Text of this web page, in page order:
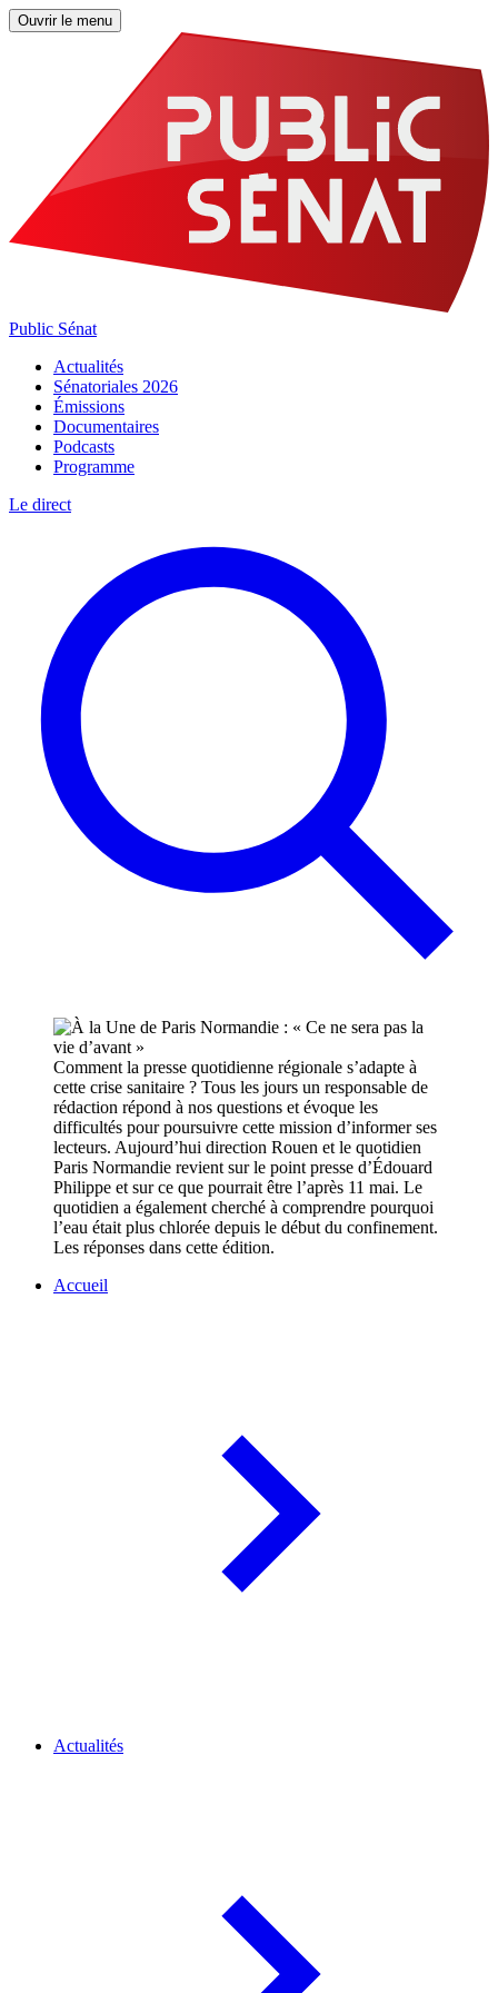
Ouvrir le menu
Public Sénat
Actualités
Sénatoriales 2026
Émissions
Documentaires
Podcasts
Programme
Le direct
Comment la presse quotidienne régionale s’adapte à
cette crise sanitaire ? Tous les jours un responsable de
rédaction répond à nos questions et évoque les
difficultés pour poursuivre cette mission d’informer ses
lecteurs. Aujourd’hui direction Rouen et le quotidien
Paris Normandie revient sur le point presse d’Édouard
Philippe et sur ce que pourrait être l’après 11 mai. Le
quotidien a également cherché à comprendre pourquoi
l’eau était plus chlorée depuis le début du confinement.
Les réponses dans cette édition.
Accueil
Actualités